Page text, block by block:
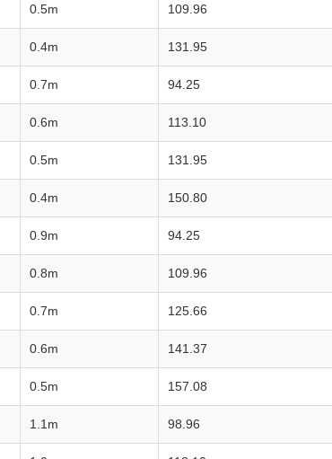
0.5m 109.96
0.4m 131.95
0.7m 94.25
0.6m 113.10
0.5m 131.95
0.4m 150.80
0.9m 94.25
0.8m 109.96
0.7m 125.66
0.6m 141.37
0.5m 157.08
1.1m 98.96